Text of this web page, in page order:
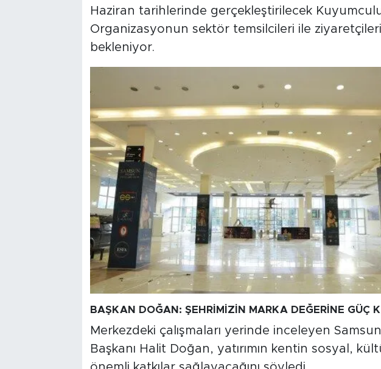
Haziran tarihlerinde gerçekleştirilecek
Organizasyonun sektör temsilcileri ile
bekleniyor.
BAŞKAN DOĞAN: ŞEHRİMİZİN MARKA DEĞERİNE GÜÇ
Merkezdeki çalışmaları yerinde inceleyen
Başkanı Halit Doğan, yatırımın kentin sosyal,